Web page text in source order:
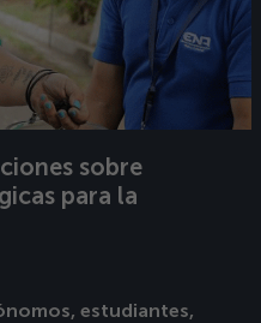
sobre
para la
estudiantes,